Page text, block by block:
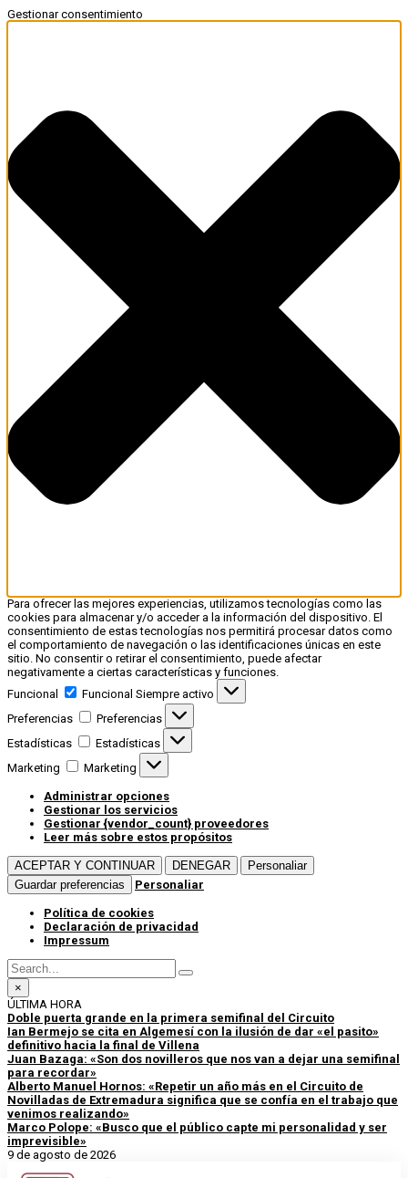
Gestionar consentimiento
Para ofrecer las mejores experiencias, utilizamos tecnologías como las
cookies para almacenar y/o acceder a la información del dispositivo. El
consentimiento de estas tecnologías nos permitirá procesar datos como
el comportamiento de navegación o las identificaciones únicas en este
sitio. No consentir o retirar el consentimiento, puede afectar
negativamente a ciertas características y funciones.
Funcional
Funcional Siempre activo
Preferencias
Preferencias
Estadísticas
Estadísticas
Marketing
Marketing
Administrar opciones
Gestionar los servicios
Gestionar {vendor_count} proveedores
Leer más sobre estos propósitos
ACEPTAR Y CONTINUAR DENEGAR
Personaliar
Guardar preferencias
Personaliar
Política de cookies
Declaración de privacidad
Impressum
×
ÚLTIMA HORA
Doble puerta grande en la primera semifinal del Circuito
Ian Bermejo se cita en Algemesí con la ilusión de dar «el pasito»
definitivo hacia la final de Villena
Juan Bazaga: «Son dos novilleros que nos van a dejar una semifinal
para recordar»
Alberto Manuel Hornos: «Repetir un año más en el Circuito de
Novilladas de Extremadura significa que se confía en el trabajo que
venimos realizando»
Marco Polope: «Busco que el público capte mi personalidad y ser
imprevisible»
9 de agosto de 2026